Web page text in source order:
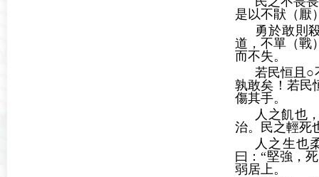
是以不猒（厭
勇於敢則
道，不單（戰
而不失。
若民恒且○
孰敢矣！若民
傷其手。
人之飢也
治。民之輕死
人之生也
曰：“堅強，
弱居上。